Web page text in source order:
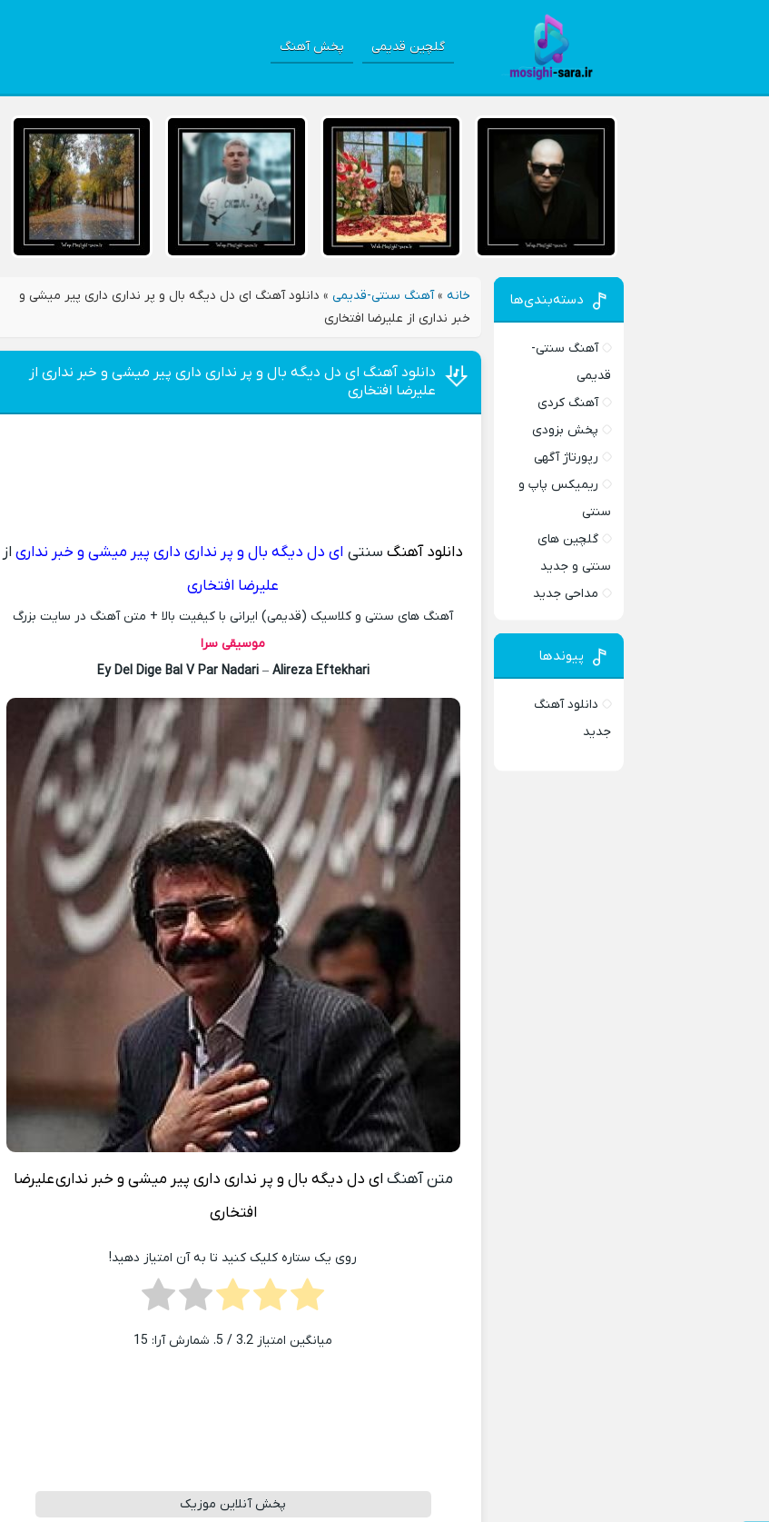
گلچین قدیمی پخش آهنگ
خانه »آهنگ سنتی-قدیمی » دانلود آهنگ ای دل دیگه بال و پر نداری داری پیر میشی و
خبر نداری از علیرضا افتخاری
دانلود آهنگ ای دل دیگه بال و پر نداری داری پیر میشی و خبر نداری از
علیرضا افتخاری
دانلود آهنگسنتی ای دل دیگه بال و پر نداری داری پیر میشی و خبر نداری از
علیرضا افتخاری
آهنگ های سنتی و کلاسیک (قدیمی) ایرانی با کیفیت بالا + متن آهنگ در سایت بزرگ
موسیقی سرا
Ey Del Dige Bal V Par Nadari– Alireza Eftekhari
متن آهنگ ای دل دیگه بال و پر نداری داری پیر میشی و خبر نداریعلیرضا
افتخاری
روی یک ستاره کلیک کنید تا به آن امتیاز دهید!
میانگین امتیاز 3.2/ 5. شمارش آرا: 15
پخش آنلاین موزیک
دسته‌بندی‌ها
آهنگ سنتی-
قدیمی
آهنگ کردی
پخش بزودی
رپورتاژ آگهی
ریمیکس پاپ و
سنتی
گلچین های
سنتی و جدید
مداحی جدید
پیوندها
دانلود آهنگ
جدید